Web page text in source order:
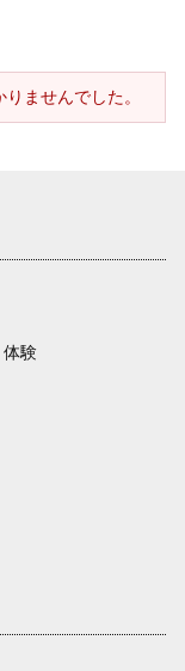
ませんでした。
験